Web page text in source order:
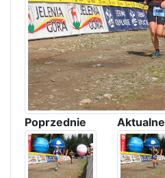
Poprzednie Aktualne